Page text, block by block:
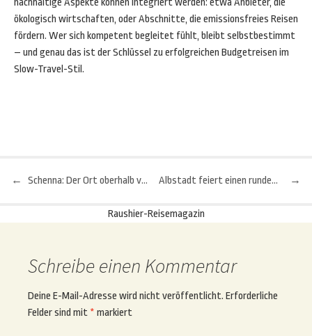
nachhaltige Aspekte können integriert werden: etwa Anbieter, die
ökologisch wirtschaften, oder Abschnitte, die emissionsfreies Reisen
fördern. Wer sich kompetent begleitet fühlt, bleibt selbstbestimmt
– und genau das ist der Schlüssel zu erfolgreichen Budgetreisen im
Slow-Travel-Stil.
Beitragsnavigation
← Schenna: Der Ort oberhalb von Meran setzt auf nachhaltige Mobilität →
Albstadt feiert einen runden Geburtstag
Raushier-Reisemagazin
Schreibe einen Kommentar
Deine E-Mail-Adresse wird nicht veröffentlicht. Erforderliche
Felder sind mit * markiert